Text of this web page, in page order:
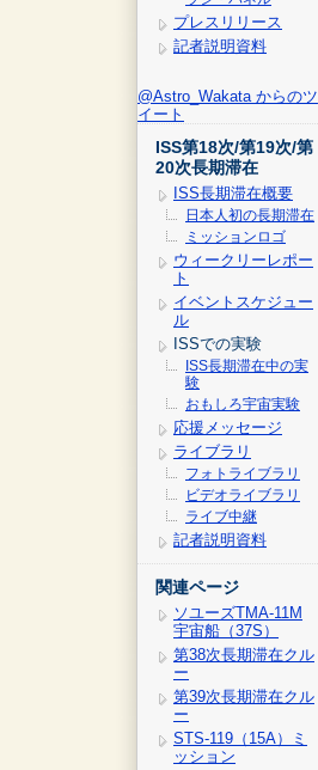
プレスリリース
記者説明資料
@Astro_Wakata からのツ
イート
ISS第18次/第19次/第
20次長期滞在
ISS長期滞在概要
日本人初の長期滞在
ミッションロゴ
ウィークリーレポー
ト
イベントスケジュー
ル
ISSでの実験
ISS長期滞在中の実
験
おもしろ宇宙実験
応援メッセージ
ライブラリ
フォトライブラリ
ビデオライブラリ
ライブ中継
記者説明資料
関連ページ
ソユーズTMA-11M
宇宙船（37S）
第38次長期滞在クル
ー
第39次長期滞在クル
ー
STS-119（15A）ミ
ッション